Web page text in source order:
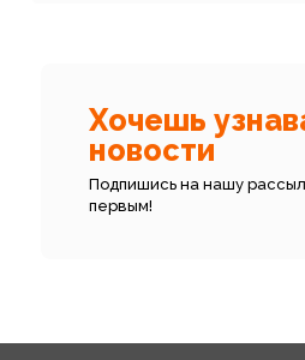
Хочешь
новости
Подпишись на нашу
первым!